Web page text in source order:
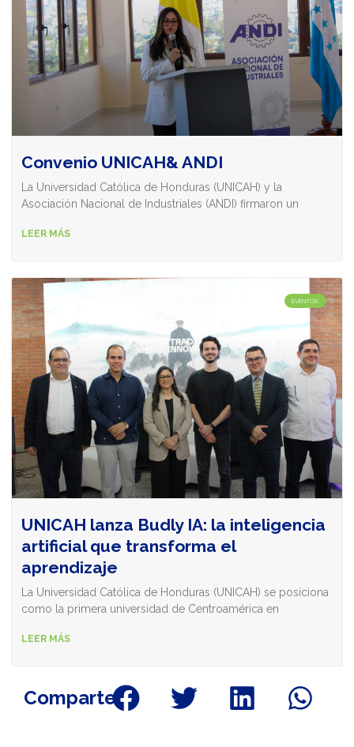
Convenio UNICAH& ANDI
La Universidad Católica de Honduras (UNICAH) y la
Asociación Nacional de Industriales (ANDI) firmaron un
LEER MÁS
EVENTOS
UNICAH lanza Budly IA: la inteligencia
artificial que transforma el
aprendizaje
La Universidad Católica de Honduras (UNICAH) se posiciona
como la primera universidad de Centroamérica en
LEER MÁS
Comparte: